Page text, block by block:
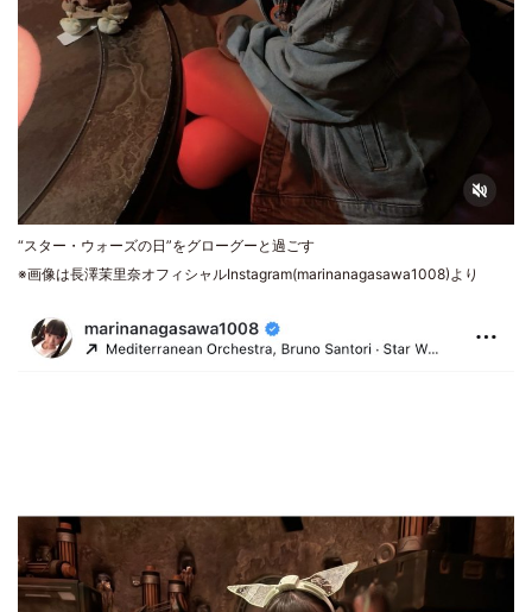
“スター・ウォーズの日”をグローグーと過ごす
※画像は長澤茉里奈オフィシャルInstagram(marinanagasawa1008)より